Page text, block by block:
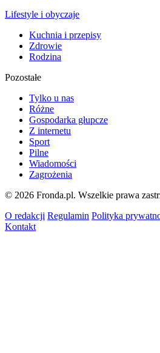
Lifestyle i obyczaje
Kuchnia i przepisy
Zdrowie
Rodzina
Pozostałe
Tylko u nas
Różne
Gospodarka głupcze
Z internetu
Sport
Pilne
Wiadomości
Zagrożenia
© 2026 Fronda.pl. Wszelkie prawa
O redakcji Regulamin Polityka
Kontakt